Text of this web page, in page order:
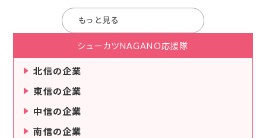
もっと見る
シューカツNAGANO応援隊
北信の企業
東信の企業
中信の企業
南信の企業